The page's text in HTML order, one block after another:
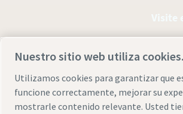
Nuestro sitio web utiliza cookies.
Utilizamos cookies para garantizar que
funcione correctamente, mejorar su
mostrarle contenido relevante. Usted